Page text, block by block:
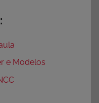
e Modelos